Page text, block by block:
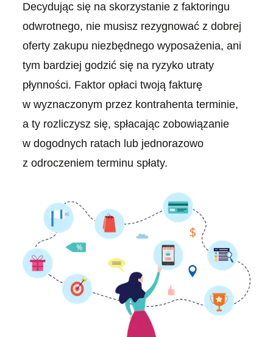
Decydując się na skorzystanie z faktoringu
odwrotnego, nie musisz rezygnować z dobrej
oferty zakupu niezbędnego wyposażenia, ani
tym bardziej godzić się na ryzyko utraty
płynności. Faktor opłaci twoją fakturę
w wyznaczonym przez kontrahenta terminie,
a ty rozliczysz się, spłacając zobowiązanie
w dogodnych ratach lub jednorazowo
z odroczeniem terminu spłaty.